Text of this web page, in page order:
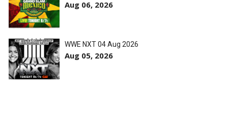
e JD McDonagh
Unknown-Aug 05 2026
WWE: Brock Lesnar deverá estar presente na
WrestleMania 43
SCSA867-Aug 07 2026
Aug 06, 2026
WWE NXT 04 Aug 2026
Aug 05, 2026